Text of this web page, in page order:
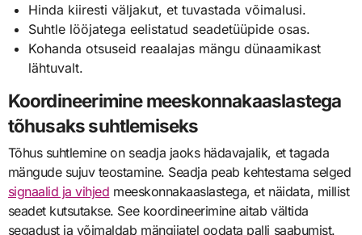
Hinda kiiresti väljakut, et tuvastada võimalusi.
Suhtle lööjatega eelistatud seadetüüpide osas.
Kohanda otsuseid reaalajas mängu dünaamikast
lähtuvalt.
Koordineerimine meeskonnakaaslastega
tõhusaks suhtlemiseks
Tõhus suhtlemine on seadja jaoks hädavajalik, et tagada
mängude sujuv teostamine. Seadja peab kehtestama selged
signaalid ja vihjed meeskonnakaaslastega, et näidata, millist
seadet kutsutakse. See koordineerimine aitab vältida
segadust ja võimaldab mängijatel oodata palli saabumist.